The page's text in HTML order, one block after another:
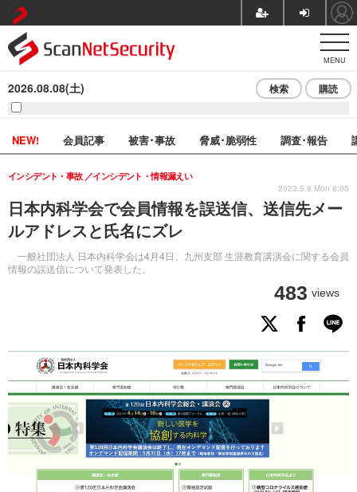
MENU
2026.08.08(土) 検索 購読
NEW! 会員記事 被害･事故 脅威･脆弱性 調査･報告
日本内科学会で会員情報を誤送信、送信先メー
ルアドレスと氏名にズレ
一般社団法人 日本内科学会は4月4日、九州支部 生涯教育講演会に関する会員
情報の誤送信について発表した。
インシデント・事故 インシデント・情報漏えい
483 views
2023.5.8 Mon 8:05